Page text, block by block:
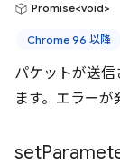
Promise<void>
Chrome 96 以降
パケットが送
ます。エラーが
set